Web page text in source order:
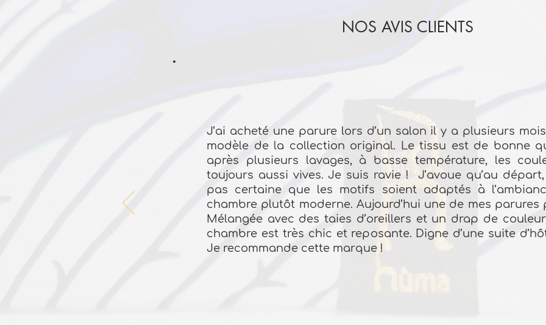
NOS AVIS CLIENTS
J’ai acheté une parure lors d’un salon il y a plusieurs
modèle de la collection original. Le tissu est de bonne
après plusieurs lavages, à basse température, les
toujours aussi vives. Je suis ravie ! J’avoue qu’au départ,
pas certaine que les motifs soient adaptés à
chambre plutôt moderne. Aujourd’hui une de mes parures
Mélangée avec des taies d’oreillers et un drap de
chambre est très chic et reposante. Digne d’une suite
Je recommande cette marque !